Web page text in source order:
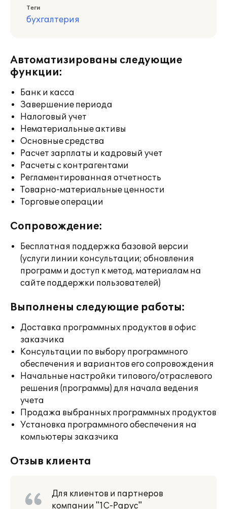
Теги
бухгалтерия
Автоматизированы следующие
функции:
Банк и касса
Завершение периода
Налоговый учет
Нематериальные активы
Основные средства
Расчет зарплаты и кадровый учет
Расчеты с контрагентами
Регламентированная отчетность
Товарно-материальные ценности
Торговые операции
Сопровождение:
Бесплатная поддержка базовой версии
(услуги линии консультации; обновления
программ и доступ к метод. материалам на
сайте поддержки пользователей)
Выполнены следующие работы:
Доставка программных продуктов в офис
заказчика
Консультации по выбору программного
обеспечения и вариантов его сопровождения
Начальные настройки типового/отраслевого
решения (программы) для начала ведения
учета
Продажа выбранных программных продуктов
Установка программного обеспечения на
компьютеры заказчика
Отзыв клиента
Для клиентов и партнеров
компании "1С-Рарус"